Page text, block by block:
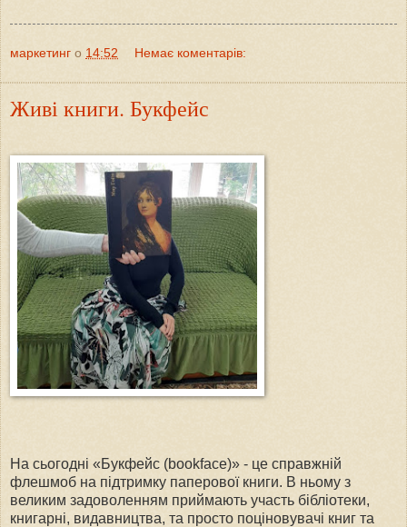
маркетинг о 14:52 Немає коментарів:
Живі книги. Букфейс
На сьогодні «Букфейс (bookface)» - це справжній
флешмоб на підтримку паперової книги. В ньому з
великим задоволенням приймають участь бібліотеки,
книгарні, видавництва, та просто поціновувачі книг та